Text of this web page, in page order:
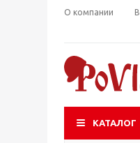
О компании
КАТАЛОГ